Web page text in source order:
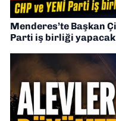
Menderes’te Başkan
Parti iş birliği yapacak